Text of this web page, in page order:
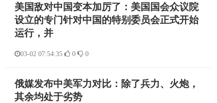
美国敌对中国变本加厉了：美国国会众议院
设立的专门针对中国的特别委员会正式开始
运行，并
03-02 07:54:35 0 0
俄媒发布中美军力对比：除了兵力、火炮，
其余均处于劣势